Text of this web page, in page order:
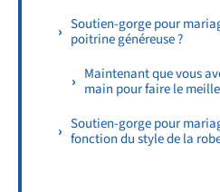
Soutien-gorge pour
poitrine généreuse ?
Maintenant que vous
main pour faire le
Soutien-gorge pour
fonction du style de la